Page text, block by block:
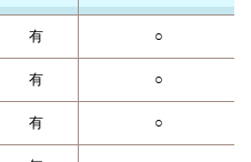
有 ○
有 ○
有 ○